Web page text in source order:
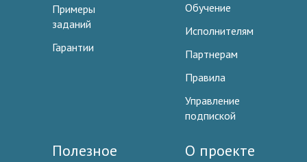
Примеры
заданий
Гарантии
Обучение
Исполнителям
Партнерам
Правила
Управление
подпиской
Полезное О проекте